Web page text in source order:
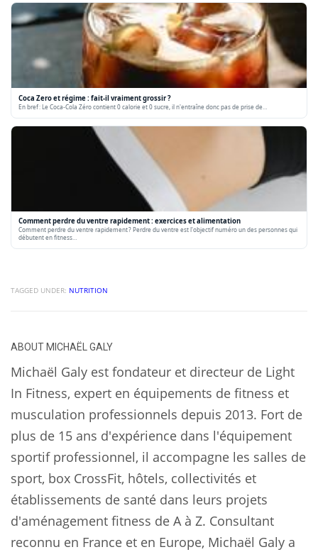
Coca Zero et régime : fait-il vraiment grossir ?
En bref : Le Coca-Cola Zéro contient 0 calorie et 0 sucre, il n'entraîne donc pas de prise de…
Comment perdre du ventre rapidement : exercices et alimentation
Comment perdre du ventre rapidement ? Perdre du ventre est l'objectif numéro un des personnes qui
débutent en fitness…
TAGGED UNDER: NUTRITION
ABOUT MICHAËL GALY
Michaël Galy est fondateur et directeur de Light
In Fitness, expert en équipements de fitness et
musculation professionnels depuis 2013. Fort de
plus de 15 ans d'expérience dans l'équipement
sportif professionnel, il accompagne les salles de
sport, box CrossFit, hôtels, collectivités et
établissements de santé dans leurs projets
d'aménagement fitness de A à Z. Consultant
reconnu en France et en Europe, Michaël Galy a